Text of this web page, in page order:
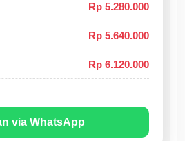
Rp 5.280.000
Rp 5.640.000
Rp 6.120.000
via WhatsApp